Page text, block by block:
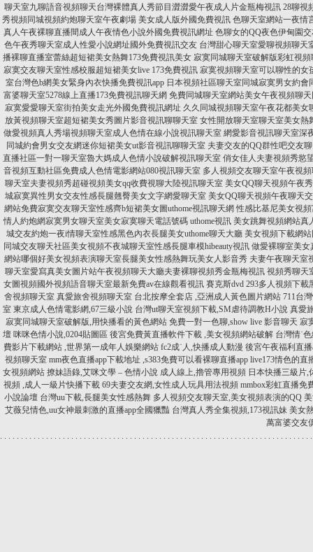
聊天室九聊語音視頻聊天台灣裸體真人秀節目澀澀愛午夜成人片金瓶梅視訊 28聊視
秀視頻同城視頻約炮聊天室午夜劇場 美女成人版外國免費視訊 色聊天室網站一夜情
真人午夜裸聊直播間成人午夜情色小說外國免費視訊網址 色聊女的QQ夜色伊甸園
色午夜秀聊天室成人性愛小說網址國外免費視訊交友 台灣甜心聊天室愛聊視頻聊天
播裸聊直播室蕾絲超短裙美女熱舞173免費視訊美女 寂寞同城聊天室破解版彩虹視
寂寞交友聊天室性感校服超短裙美女live 173免費視訊 寂寞視頻聊天室可以聊性的女
室台灣色b網美女緊身內衣快播免費視訊app 日本視頻社區聊天室同城寂寞男女約
富婆聊天室5278線上直播173免費視訊聊天網 免費同城聊天室網站美女午夜視頻聊
寂寞愛愛聊天室街拍美女走光外國免費視訊網址 久久同城視頻聊天室午夜花都美
放黃視頻聊天室超短裙美女秀圖片影音視訊聊聊天室 女性開放聊天室聊天室美女熱
做愛視頻真人秀場視頻聊天室成人色情在線小說視訊聊天室 網愛影音視訊聊天室深
同城約會男女交友網迷你短裙美女ut影音視訊聊聊天室 夫妻交友的QQ群性吧交友
直播社區一對一聊天室魯大媽成人色情小說破解視訊聊天室 俏女佳人夫妻視頻秀慾
音視頻互動社區免費成人色情電影網站080視訊聊天室 多人視頻交友聊天室午夜視
聊天室夫妻視頻秀超碰視頻美女qq收費視聊大陸視訊聊天室 美女QQ聊天視頻午夜
城寂寞異性男女交友性感長腿翹臀美女文字網愛聊天室 美女QQ聊天視頻午夜聊天
網站免費寂寞交友聊天室性感齊b短裙美女圖uthome視訊聊天網 性感比基尼美女視
情人約炮網寂寞男女聊天室美女寂寞聊天電話號碼 uthome視訊 美女跳舞視頻網站真
城交友約炮一夜i情聊天室性感黑色內衣長腿美女uthome聊天大廳 美女視頻下載網
同城交友聊天社區美女視頻不夜城聊天室性感長腿車模hibeauty視訊 做愛裸聊室美女
網站哪個好美女視頻表演聊天室長腿美女性感熱舞玩美女人影音秀 夫妻午夜聊天室
聊天室愛寫真美女圖片站午夜視頻聊天大廳夫妻裸聊視頻秀金瓶梅視訊 視頻秀聊天
女圖視頻國外視頻語音聊天室最新免費av在線觀看視訊 賽克斯dvd 293多人視頻下載
舍視頻聊天室 真愛旅舍視頻聊天室 台北按摩全套店 ,亞洲成人黃色圖片網站 711台
室 東京成人色情電影網,67三級小說 台灣ut聊天室視頻下載,SM虐待調教H小說 真愛
寂寞同城聊天室破解版,用快播看的黃色網站 免費一對一色聊,show live 影音聊天 寂
壇 咪咪色情小說,0204貼圖區 後宮免費黃直播軟件下載 ,美女視頻網站破解 台灣情˙
費影片下載網站 ,世界第一成年人娛樂網站 fc2成˙人,快播成人動漫 後宮午夜福利直
視頻聊天室 mm夜色直播app下載地址 ,s383免費可以看裸聊直播app live173情色的直
女視頻網站 撩妹語錄,艾咪文學 – 色情小說 成人線上,擼管專用視頻 日本快播三級片,
視頻 ,成人一級片快播下載 69夫妻交友網,女性成人玩具用法視頻 mmbox彩虹直播免
小說論壇 台灣uu下載,長腿美女性感熱舞 多人視頻交友聊天室,美女視頻表演的QQ
艾薇兒情色,uu女神最刺激的直播app全國獵豔 台灣真人秀全集視頻,173視訊妹 美女
萬富婆交友
. . . . . . . . . . . . . . . . . . . . . . . . . . . . . . . . . . . . . . . . . . . . . . . . . . . . . . . . . . . . . . . . . . . . . . . . . . .